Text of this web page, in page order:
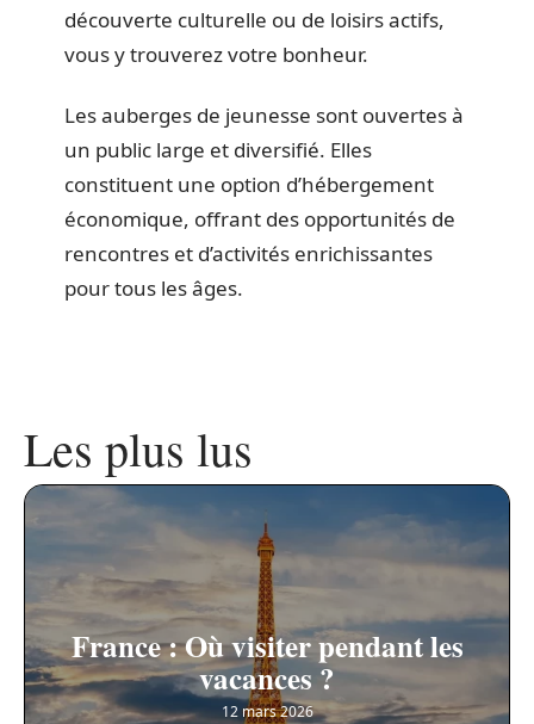
découverte culturelle ou de loisirs actifs,
vous y trouverez votre bonheur.
Les auberges de jeunesse sont ouvertes à
un public large et diversifié. Elles
constituent une option d’hébergement
économique, offrant des opportunités de
rencontres et d’activités enrichissantes
pour tous les âges.
Les plus lus
France : Où visiter pendant les
vacances ?
12 mars 2026